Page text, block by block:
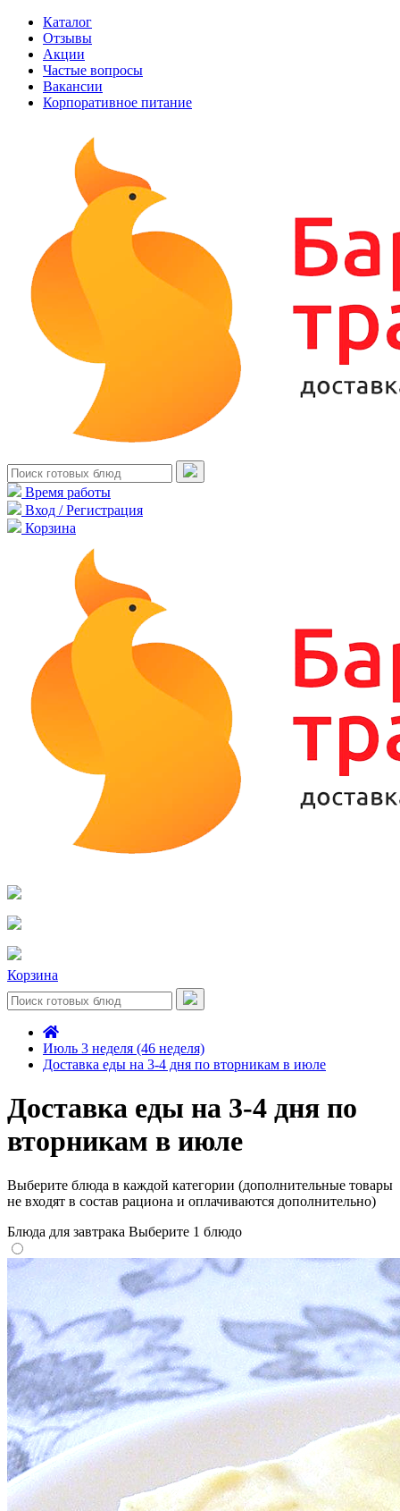
Каталог
Отзывы
Акции
Частые вопросы
Вакансии
Корпоративное питание
Время работы
Вход / Регистрация
Корзина
Корзина
Июль 3 неделя (46 неделя)
Доставка еды на 3-4 дня по вторникам в июле
Доставка еды на 3-4 дня по
вторникам в июле
Выберите блюда в каждой категории (дополнительные товары
не входят в состав рациона и оплачиваются дополнительно)
Блюда для завтрака Выберите 1 блюдо